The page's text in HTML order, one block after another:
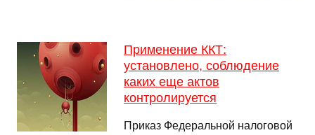
Применение ККТ:
установлено, соблюдение
каких еще актов
контролируется
Приказ Федеральной налоговой